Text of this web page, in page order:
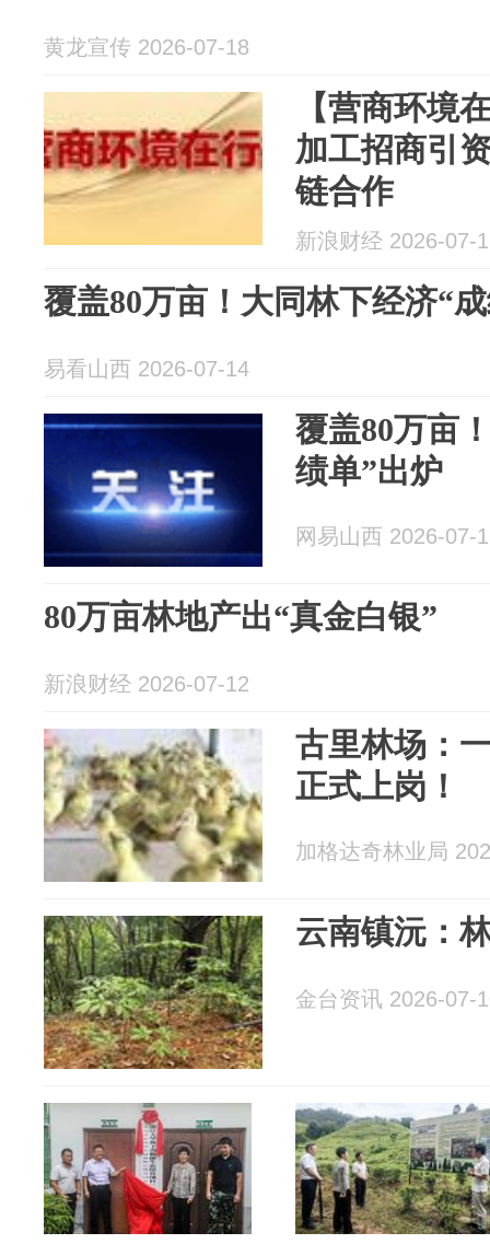
黄龙宣传 2026-07-18
【营商环境
加工招商引
链合作
新浪财经 2026-07-
覆盖80万亩！大同林下经济“
易看山西 2026-07-14
覆盖80万亩
绩单”出炉
网易山西 2026-07-
80万亩林地产出“真金白银”
新浪财经 2026-07-12
古里林场：
正式上岗！
加格达奇林业局
云南镇沅：
金台资讯 2026-07-